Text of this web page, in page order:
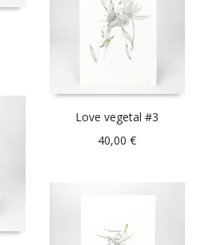
Love vegetal #3
40,00€